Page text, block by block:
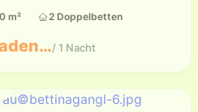
m² 2 Doppelbetten
/ 1 Nacht